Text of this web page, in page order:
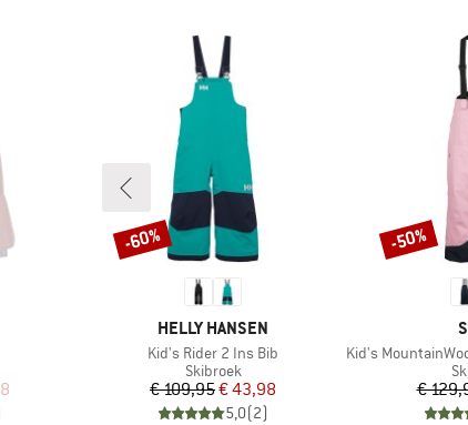
prijs
MERK
HELLY HANSEN
Artikel
Kid's Rider 2 Ins Bib
Productgroep
Skibroek
Prijs
€ 109,95Verlaagde prijs
€ 43,98
5,0(2)
Korting
-60%
Artikel
Kid's
€
Korting
-50%